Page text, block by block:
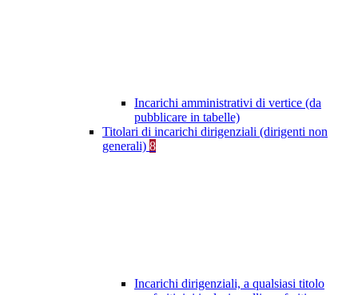
Incarichi amministrativi di vertice (da
pubblicare in tabelle)
Titolari di incarichi dirigenziali (dirigenti non
generali) 8
Incarichi dirigenziali, a qualsiasi titolo